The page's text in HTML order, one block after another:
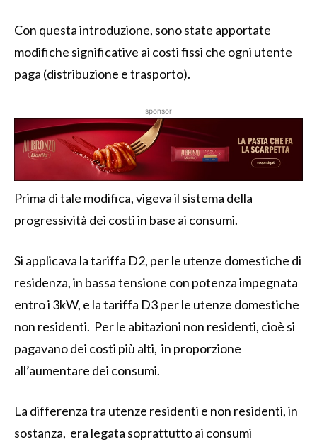
Con questa introduzione, sono state apportate
modifiche significative ai costi fissi che ogni utente
paga (distribuzione e trasporto).
sponsor
Prima di tale modifica, vigeva il sistema della
progressività dei costi in base ai consumi.
Si applicava la tariffa D2, per le utenze domestiche di
residenza, in bassa tensione con potenza impegnata
entro i 3kW, e la tariffa D3 per le utenze domestiche
non residenti. Per le abitazioni non residenti, cioè si
pagavano dei costi più alti, in proporzione
all’aumentare dei consumi.
La differenza tra utenze residenti e non residenti, in
sostanza, era legata soprattutto ai consumi